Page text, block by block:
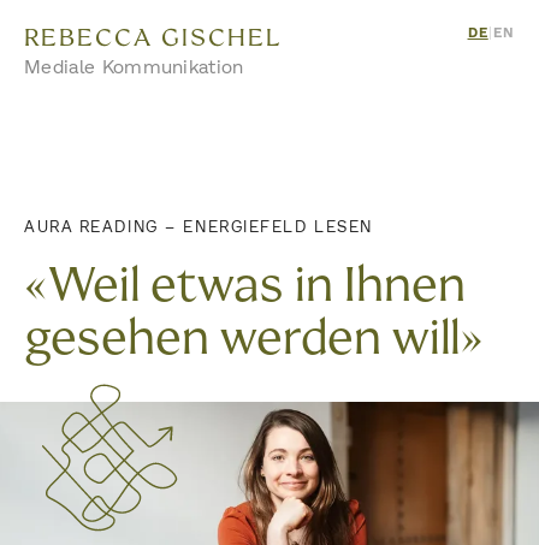
REBECCA GISCHEL
Mediale Kommunikation
DE| EN
AURA READING – ENERGIEFELD LESEN
«Weil etwas in Ihnen
gesehen werden will»